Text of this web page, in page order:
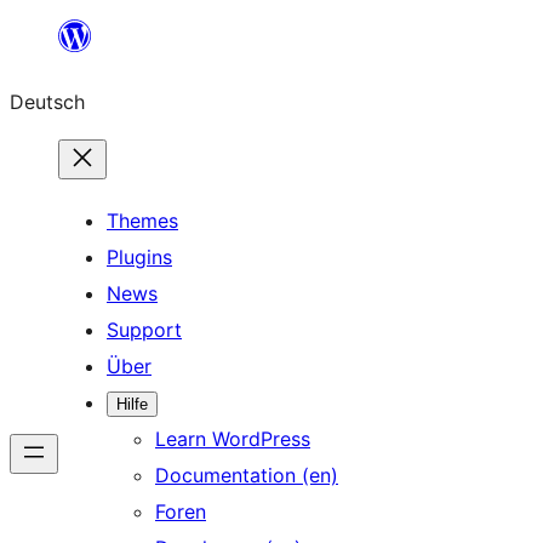
springen
Deutsch
Themes
Plugins
News
Support
Über
Hilfe
Learn WordPress
Documentation (en)
Foren